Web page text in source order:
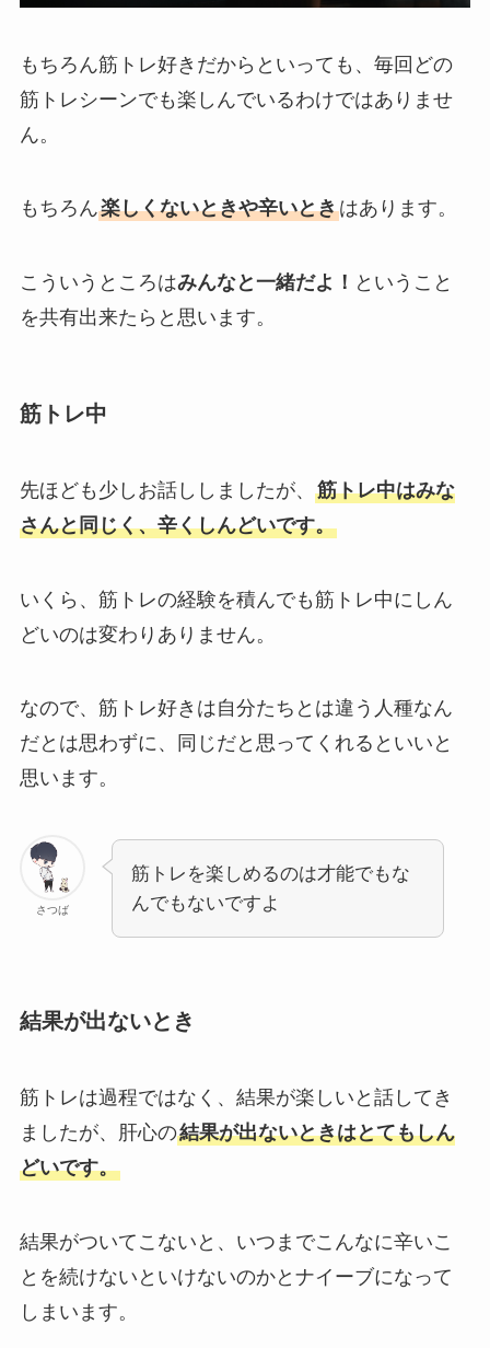
もちろん筋トレ好きだからといっても、毎回どの
筋トレシーンでも楽しんでいるわけではありませ
ん。
もちろん楽しくないときや辛いときはあります。
こういうところはみんなと一緒だよ！ ということ
を共有出来たらと思います。
筋トレ中
先ほども少しお話ししましたが、 筋トレ中はみな
さんと同じく、辛くしんどいです。
いくら、筋トレの経験を積んでも筋トレ中にしん
どいのは変わりありません。
なので、筋トレ好きは自分たちとは違う人種なん
だとは思わずに、同じだと思ってくれるといいと
思います。
さつば
筋トレを楽しめるのは才能でもな
んでもないですよ
結果が出ないとき
筋トレは過程ではなく、結果が楽しいと話してき
ましたが、肝心の結果が出ないときはとてもしん
どいです。
結果がついてこないと、いつまでこんなに辛いこ
とを続けないといけないのかとナイーブになって
しまいます。